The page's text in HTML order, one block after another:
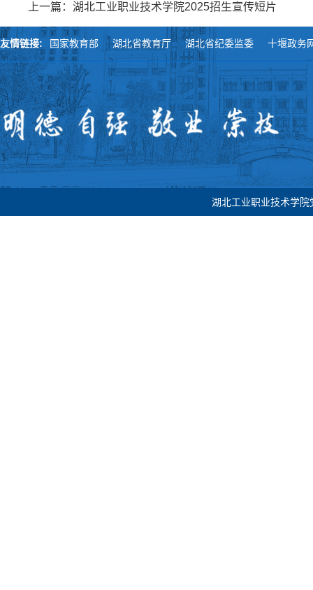
上一篇：湖北工业职业技术学院2025招生宣传短片
友情链接: 国家教育部 湖北省教育厅 湖北省纪委监委 十堰政务
湖北工业职业技术学